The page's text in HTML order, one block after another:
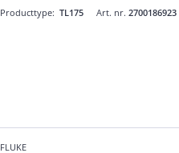
Art. nr. 2700186923
Producttype: TL175
FLUKE